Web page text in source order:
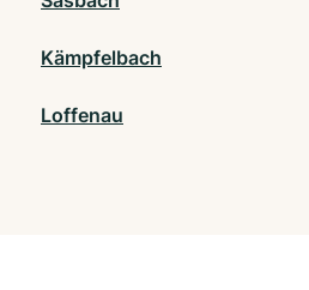
Kämpfelbach
Loffenau